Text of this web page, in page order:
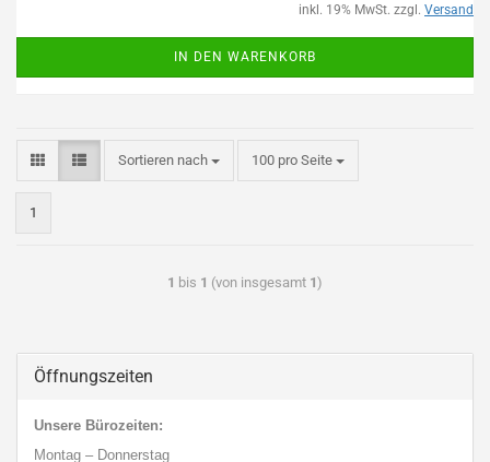
inkl. 19% MwSt. zzgl. Versand
IN DEN WARENKORB
Sortieren nach 100 pro Seite
1
1 bis 1 (von insgesamt 1)
Öffnungszeiten
Unsere Bürozeiten:
Montag – Donnerstag